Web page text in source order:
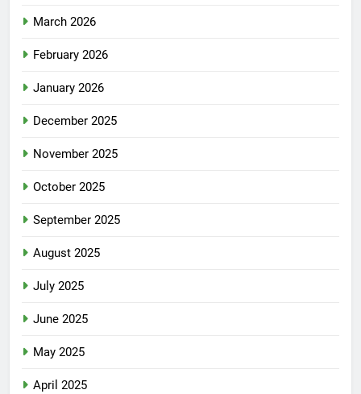
March 2026
February 2026
January 2026
December 2025
November 2025
October 2025
September 2025
August 2025
July 2025
June 2025
May 2025
April 2025